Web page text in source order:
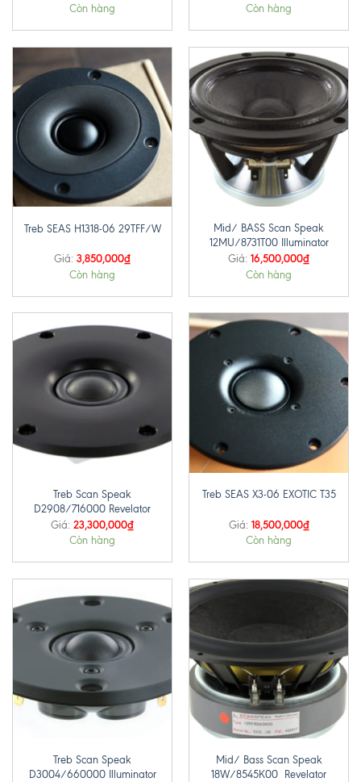
Còn hàng Còn hàng
Treb SEAS H1318-06 29TFF/W
Giá: 3,850,000₫
Còn hàng
Mid/ BASS Scan Speak
12MU/8731T00 Illuminator
Giá: 16,500,000₫
Còn hàng
Treb Scan Speak
D2908/716000 Revelator
Giá: 23,300,000₫
Còn hàng
Treb SEAS X3-06 EXOTIC T35
Giá: 18,500,000₫
Còn hàng
Treb Scan Speak
D3004/660000 Illuminator
Mid/ Bass Scan Speak
18W/8545K00 Revelator